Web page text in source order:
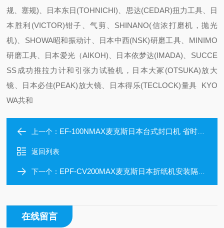
规、塞规)、日本东日(TOHNICHI)、思达(CEDAR)扭力工具、日
本胜利(VICTOR)钳子、气剪、SHINANO(信浓打磨机，抛光
机)、SHOWA昭和振动计、日本中西(NSK)研磨工具、MINIMO
研磨工具、日本爱光（AIKOH)、日本依梦达(IMADA)、SUCCE
SS成功推拉力计和引张力试验机，日本大冢(OTSUKA)放大
镜、日本必佳(PEAK)放大镜、日本得乐(TECLOCK)量具 KYO
WA共和
上一个： EF-100NMAX麦克斯日本台式封口机 省时省力
返回列表
下一个： EPF-CV200MAX麦克斯日本折纸机安装隔音罩
在线留言